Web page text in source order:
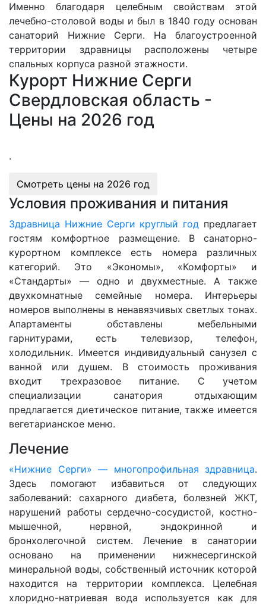
Именно благодаря целебным свойствам этой
лечебно-столовой воды и был в 1840 году основан
санаторий Нижние Серги. На благоустроенной
территории здравницы расположены четыре
спальных корпуса разной этажности.
Курорт Нижние Серги
Свердловская область -
Цены на 2026 год
.
Смотреть цены на 2026 год
Условия проживания и питания
Здравница Нижние Серги круглый год предлагает
гостям комфортное размещение. В санаторно-
курортном комплексе есть номера различных
категорий. Это «Экономы», «Комфорты» и
«Стандарты» — одно и двухместные. А также
двухкомнатные семейные номера. Интерьеры
номеров выполнены в ненавязчивых светлых тонах.
Апартаменты обставлены мебельными
гарнитурами, есть телевизор, телефон,
холодильник. Имеется индивидуальный санузел с
ванной или душем. В стоимость проживания
входит трехразовое питание. С учетом
специализации санатория отдыхающим
предлагается диетическое питание, также имеется
вегетарианское меню.
Лечение
«Нижние Серги» — многопрофильная здравница.
Здесь помогают избавиться от следующих
заболеваний: сахарного диабета, болезней ЖКТ,
нарушений работы сердечно-сосудистой, костно-
мышечной, нервной, эндокринной и
бронхолегочной систем. Лечение в санатории
основано на применении нижнесергинской
минеральной воды, собственный источник которой
находится на территории комплекса. Целебная
хлоридно-натриевая вода используется как для